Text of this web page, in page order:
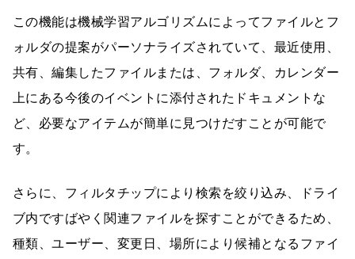
この機能は機械学習アルゴリズムによってファイルとフ
ォルダの提案がパーソナライズされていて、最近使用、
共有、編集したファイルまたは、フォルダ、カレンダー
上にある今後のイベントに添付されたドキュメントな
ど、必要なアイテムが簡単に見つけだすことが可能で
す。
さらに、フィルタチップにより検索を絞り込み、ドライ
ブ内ですばやく関連ファイルを探すことができるため、
種類、ユーザー、変更日、場所により候補となるファイ